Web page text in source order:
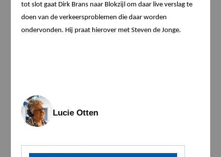
tot slot gaat Dirk Brans naar Blokzijl om daar live verslag te
doen van de verkeersproblemen die daar worden
ondervonden. Hij praat hierover met Steven de Jonge.
Lucie Otten